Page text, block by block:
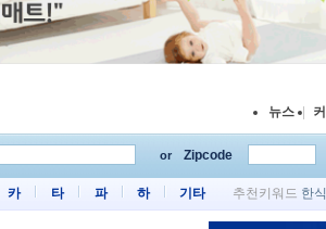
뉴스 |
or Zipcode
카 타 파 하 기타 추천키워드 한식